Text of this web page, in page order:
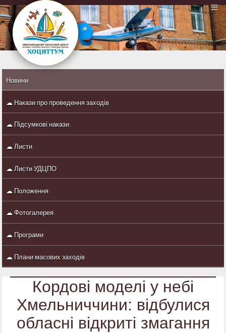
Новини
☁ Накази про проведення заходів
☁ Підсумкові накази
☁ Листи
☁ Листи УДЦПО
☁ Положення
☁ Фотогалерея
☁ Програми
☁ Плани масових заходів
Кордові моделі у небі
Хмельниччини: відбулися
обласні відкриті змагання